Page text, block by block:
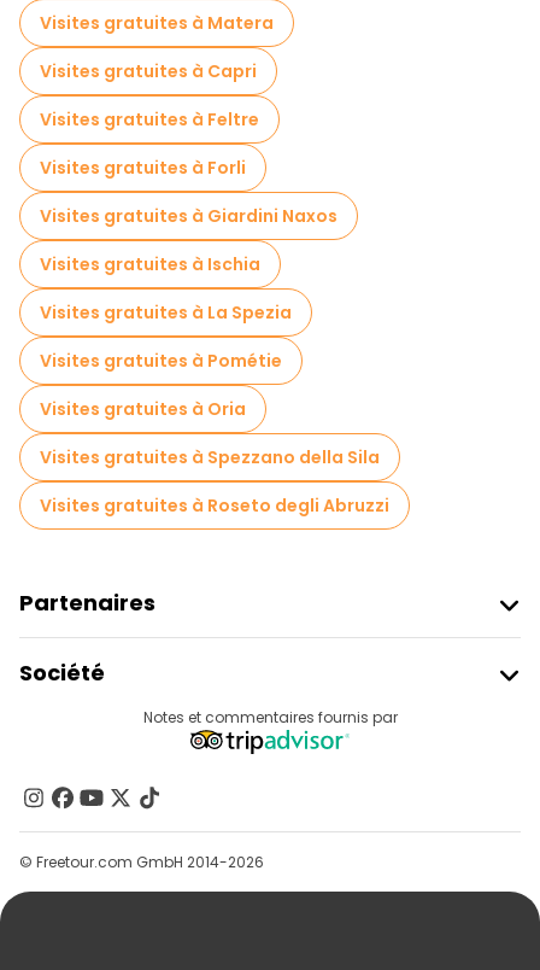
Visites gratuites à Matera
Visites gratuites à Capri
Visites gratuites à Feltre
Visites gratuites à Forli
Visites gratuites à Giardini Naxos
Visites gratuites à Ischia
Visites gratuites à La Spezia
Visites gratuites à Pométie
Visites gratuites à Oria
Visites gratuites à Spezzano della Sila
Visites gratuites à Roseto degli Abruzzi
Partenaires
Connexion Du Fournisseur
Programme D’affiliation
Société
Contactez-Nous
Groupes
Aide
Notes et commentaires fournis par
© Freetour.com GmbH 2014-2026